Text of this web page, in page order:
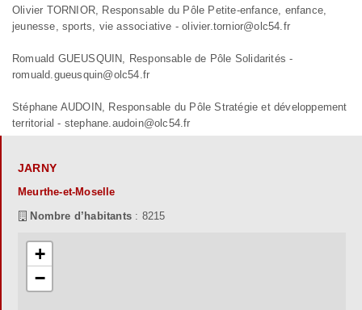
Olivier TORNIOR, Responsable du Pôle Petite-enfance, enfance,
jeunesse, sports, vie associative - olivier.tornior@olc54.fr
Romuald GUEUSQUIN, Responsable de Pôle Solidarités -
romuald.gueusquin@olc54.fr
Stéphane AUDOIN, Responsable du Pôle Stratégie et développement
territorial - stephane.audoin@olc54.fr
JARNY
Meurthe-et-Moselle
Nombre d’habitants : 8215
+
−